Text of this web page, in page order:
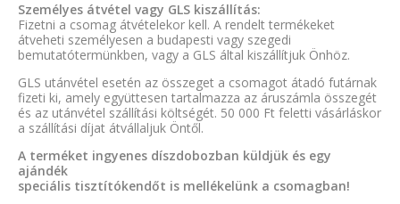
Személyes átvétel vagy GLS kiszállítás:
Fizetni a csomag átvételekor kell. A rendelt termékeket
átveheti személyesen a budapesti vagy szegedi
bemutatótermünkben, vagy a GLS által kiszállítjuk Önhöz.
GLS utánvétel esetén az összeget a csomagot átadó futárnak
fizeti ki, amely együttesen tartalmazza az áruszámla összegét
és az utánvétel szállítási költségét. 50 000 Ft feletti vásárláskor
a szállítási díjat átvállaljuk Öntől.
A terméket ingyenes díszdobozban küldjük és egy
ajándék
speciális tisztítókendőt is mellékelünk a csomagban!